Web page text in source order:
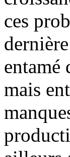
ces
entamé
mais